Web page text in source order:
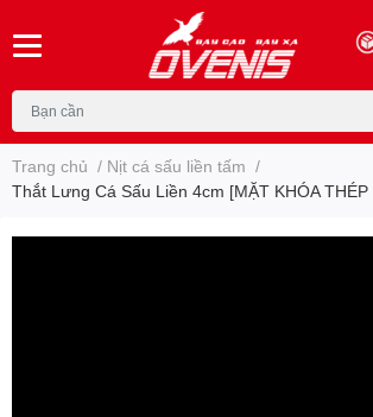
Trang chủ / Nịt cá sấu liền tấm /
Thắt Lưng Cá Sấu Liền 4cm [MẶT KHÓA THÉP